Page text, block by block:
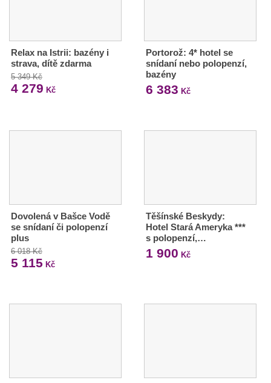
Relax na Istrii: bazény i
strava, dítě zdarma
5 349 Kč
4 279 Kč
Portorož: 4* hotel se
snídaní nebo polopenzí,
bazény
6 383 Kč
Dovolená v Bašce Vodě
se snídaní či polopenzí
plus
6 018 Kč
5 115 Kč
Těšínské Beskydy:
Hotel Stará Ameryka ***
s polopenzí,…
1 900 Kč